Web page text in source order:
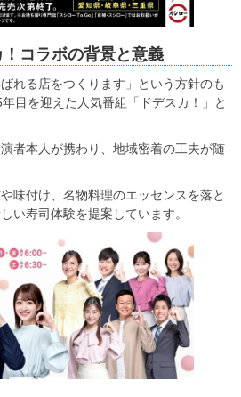
コラボの背景と意義
れる店をつくります」という方針のも
目を迎えた人気番組「ドデスカ！」と
者本人が携わり、地域密着の工夫が随
味付け、名物料理のエッセンスを落と
い寿司体験を提案しています。